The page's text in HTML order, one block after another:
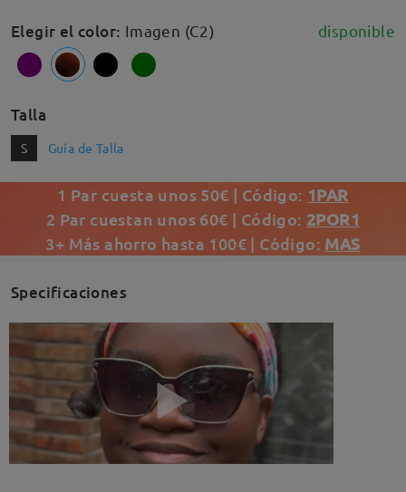
Elegir el color: Imagen (C2) disponible
Talla
S Guía de Talla
1 Par cuesta unos 50€ | Código: 1PAR
2 Par cuestan unos 60€ | Código: 2POR1
3+ Más ahorro hasta 100€ | Código: MAS
Specificaciones